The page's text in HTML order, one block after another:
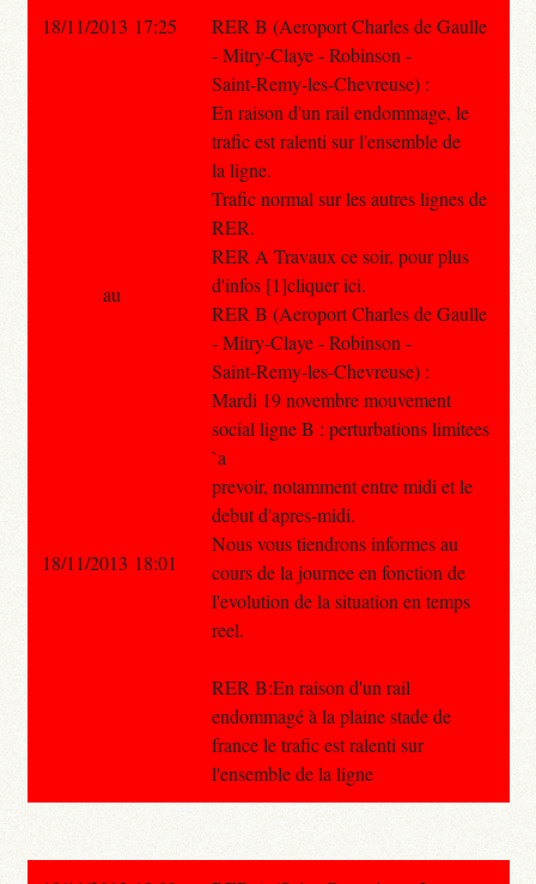
18/11/2013 17:25
RER B (Aeroport Charles de Gaulle
- Mitry-Claye - Robinson -
Saint-Remy-les-Chevreuse) :
En raison d'un rail endommage, le
trafic est ralenti sur l'ensemble de
la ligne.
Trafic normal sur les autres lignes de
RER.
RER A Travaux ce soir, pour plus
d'infos [1]cliquer ici.
RER B (Aeroport Charles de Gaulle
- Mitry-Claye - Robinson -
Saint-Remy-les-Chevreuse) :
Mardi 19 novembre mouvement
social ligne B : perturbations limitees
`a
prevoir, notamment entre midi et le
debut d'apres-midi.
Nous vous tiendrons informes au
cours de la journee en fonction de
l'evolution de la situation en temps
reel.
RER B:En raison d'un rail
endommagé à la plaine stade de
france le trafic est ralenti sur
l'ensemble de la ligne
au
18/11/2013 18:01